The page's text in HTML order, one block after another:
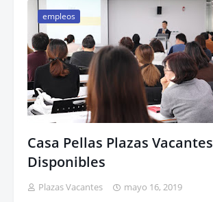
empleos
Casa Pellas Plazas Vacantes
Disponibles
Plazas Vacantes mayo 16, 2019